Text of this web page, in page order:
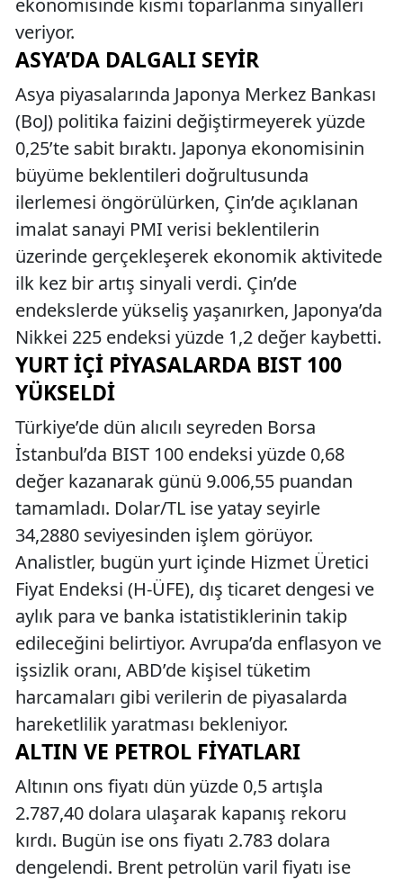
veriyor.
ASYA’DA DALGALI SEYIR
Asya piyasalarında Japonya Merkez Bankası
(BoJ) politika faizini değiştirmeyerek yüzde
0,25’te sabit bıraktı. Japonya ekonomisinin
büyüme beklentileri doğrultusunda
ilerlemesi öngörülürken, Çin’de açıklanan
imalat sanayi PMI verisi beklentilerin
üzerinde gerçekleşerek ekonomik aktivitede
ilk kez bir artış sinyali verdi. Çin’de
endekslerde yükseliş yaşanırken, Japonya’da
Nikkei 225 endeksi yüzde 1,2 değer kaybetti.
YURT İÇI PIYASALARDA BIST 100
YÜKSELDI
Türkiye’de dün alıcılı seyreden Borsa
İstanbul’da BIST 100 endeksi yüzde 0,68
değer kazanarak günü 9.006,55 puandan
tamamladı. Dolar/TL ise yatay seyirle
34,2880 seviyesinden işlem görüyor.
Analistler, bugün yurt içinde Hizmet Üretici
Fiyat Endeksi (H-ÜFE), dış ticaret dengesi ve
aylık para ve banka istatistiklerinin takip
edileceğini belirtiyor. Avrupa’da enflasyon ve
işsizlik oranı, ABD’de kişisel tüketim
harcamaları gibi verilerin de piyasalarda
hareketlilik yaratması bekleniyor.
ALTIN VE PETROL FIYATLARI
Altının ons fiyatı dün yüzde 0,5 artışla
2.787,40 dolara ulaşarak kapanış rekoru
kırdı. Bugün ise ons fiyatı 2.783 dolara
dengelendi. Brent petrolün varil fiyatı ise